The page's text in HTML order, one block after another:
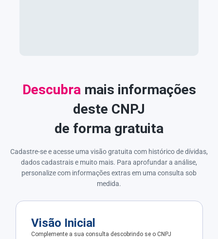
Descubra mais informações
deste CNPJ
de forma gratuita
Cadastre-se e acesse uma visão gratuita com histórico de dívidas,
dados cadastrais e muito mais. Para aprofundar a análise,
personalize com informações extras em uma consulta sob
medida.
Visão Inicial
Complemente a sua consulta descobrindo se o CNPJ